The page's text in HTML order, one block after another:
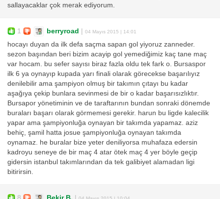
sallayacaklar çok merak ediyorum.
1 berryroad 04 Mayıs 2015 | 14:01
hocayı duyan da ilk defa saçma sapan gol yiyoruz zanneder.
sezon başından beri bizim acayip gol yemediğimiz kaç tane maç
var hocam. bu sefer sayısı biraz fazla oldu tek fark o. Bursaspor
ilk 6 ya oynayıp kupada yarı finali olarak görecekse başarılıyız
denilebilir ama şampiyon olmuş bir takımın çıtayı bu kadar
aşağıya çekip bunlara sevinmesi de bir o kadar başarısızlıktır.
Bursapor yönetiminin ve de taraftarının bundan sonraki dönemde
buraları başarı olarak görmemesi gerekir. harun bu ligde kalecilik
yapar ama şampiyonluğa oynayan bir takımda yapamaz. aziz
behiç, şamil hatta josue şampiyonluğa oynayan takımda
oynamaz. he buralar bize yeter deniliyorsa muhafaza edersin
kadroyu seneye de bir maç 4 atar ötek maç 4 yer böyle geçip
gidersin istanbul takımlarından da tek galibiyet alamadan ligi
bitirirsin.